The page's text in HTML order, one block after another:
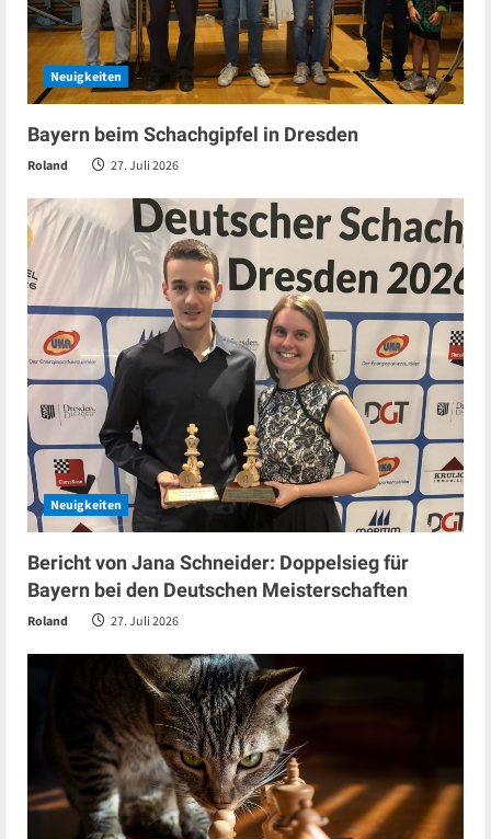
Neuigkeiten
Bayern beim Schachgipfel in Dresden
Roland 27. Juli 2026
Neuigkeiten
Bericht von Jana Schneider: Doppelsieg für
Bayern bei den Deutschen Meisterschaften
Roland 27. Juli 2026